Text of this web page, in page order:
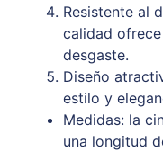
Resistente al
calidad
desgaste.
Diseño
estilo y
Medidas: la
una longitud